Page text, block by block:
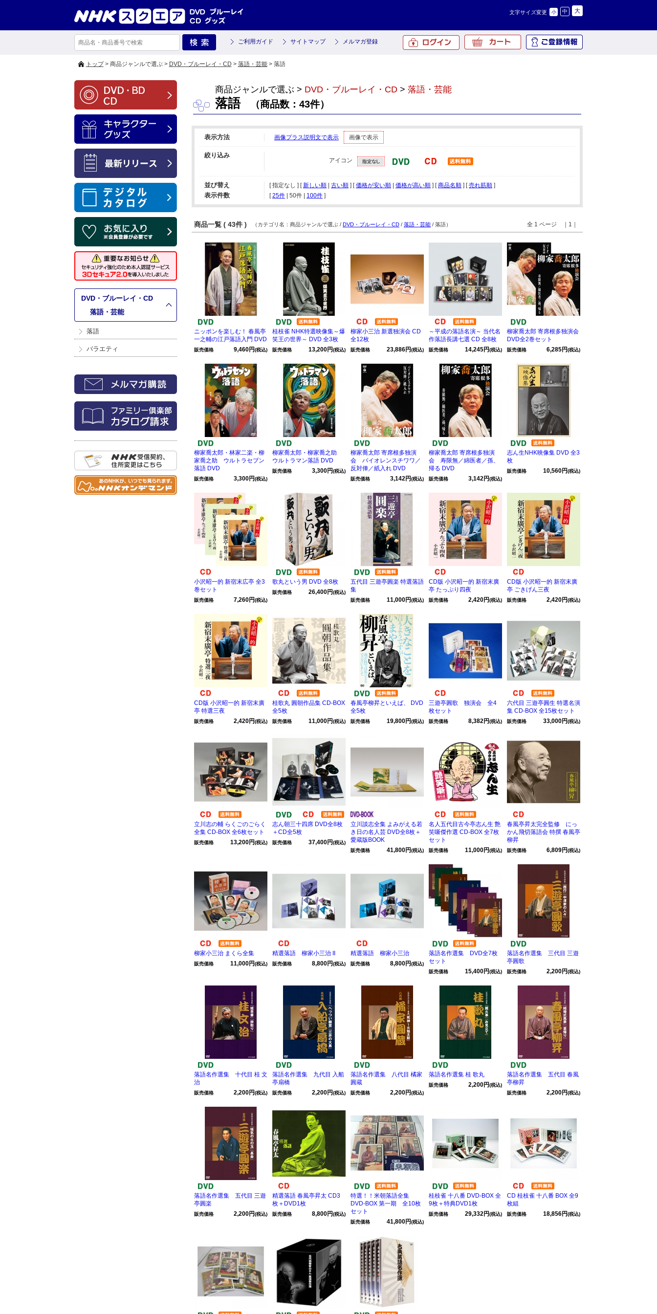
文字サイズ変更 小 中 大
ご利用ガイド サイトマップ メルマガ登録
トップ> 商品ジャンルで選ぶ > DVD・ブルーレイ・CD > 落語・芸能> 落語
DVD・ブルーレイ・CD
落語・芸能
落語
バラエティ
商品ジャンルで選ぶ > DVD・ブルーレイ・CD > 落語・芸能
落語（商品数：43件）
表示方法 画像プラス説明文で表示 画像で表示
絞り込み
アイコン
並び替え [ 指定なし ] [新しい順 古い順 ] [価格が安い順 価格が高い順 ] [商品名順 ] [売れ筋順 ]
表示件数 [ 25件 50件 100件 ]
商品一覧 ( 43件 ) 全 1 ページ ｜1｜
（カテゴリ名：商品ジャンルで選ぶ / DVD・ブルーレイ・CD / 落語・芸能 / 落語）
ニッポンを楽しむ！ 春風亭
一之輔の江戸落語入門 DVD
販売価格 9,460円(税込)
桂枝雀 NHK特選映像集～爆
笑王の世界～ DVD 全3枚
販売価格 13,200円(税込)
柳家小三治 新選独演会 CD
全12枚
販売価格 23,886円(税込)
～平成の落語名演～ 当代名
作落語長講七選 CD 全8枚
販売価格 14,245円(税込)
柳家喬太郎 寄席根多独演会
DVD全2巻セット
販売価格 6,285円(税込)
柳家喬太郎・林家二楽・柳
家喬之助 ウルトラセブン
落語 DVD
販売価格 3,300円(税込)
柳家喬太郎・柳家喬之助
ウルトラマン落語 DVD
販売価格 3,300円(税込)
柳家喬太郎 寄席根多独演
会 バイオレンスチワワ／
反対俥／紙入れ DVD
販売価格 3,142円(税込)
柳家喬太郎 寄席根多独演
会 寿限無／綿医者／孫、
帰る DVD
販売価格 3,142円(税込)
志ん生NHK映像集 DVD 全3
枚
販売価格 10,560円(税込)
小沢昭一的 新宿末広亭 全3
巻セット
販売価格 7,260円(税込)
歌丸という男 DVD 全8枚
販売価格 26,400円(税込)
五代目 三遊亭圓楽 特選落語
集
販売価格 11,000円(税込)
CD版 小沢昭一的 新宿末廣
亭 たっぷり四夜
販売価格 2,420円(税込)
CD版 小沢昭一的 新宿末廣
亭 ごきげん三夜
販売価格 2,420円(税込)
CD版 小沢昭一的 新宿末廣
亭 特選三夜
販売価格 2,420円(税込)
桂歌丸 圓朝作品集 CD-BOX
全5枚
販売価格 11,000円(税込)
春風亭柳昇といえば、 DVD
全5枚
販売価格 19,800円(税込)
三遊亭圓歌 独演会 全4
枚セット
販売価格 8,382円(税込)
六代目 三遊亭圓生 特選名演
集 CD-BOX 全15枚セット
販売価格 33,000円(税込)
立川志の輔 らくごのごらく
全集 CD-BOX 全6枚セット
販売価格 13,200円(税込)
志ん朝三十四席 DVD全8枚
＋CD全5枚
販売価格 37,400円(税込)
立川談志全集 よみがえる若
き日の名人芸 DVD全8枚＋
愛蔵版BOOK
販売価格 41,800円(税込)
名人五代目古今亭志ん生 艶
笑噺傑作選 CD-BOX 全7枚
セット
販売価格 11,000円(税込)
春風亭昇太完全監修 にっ
かん飛切落語会 特撰 春風亭
柳昇
販売価格 6,809円(税込)
柳家小三治 まくら全集
販売価格 11,000円(税込)
精選落語 柳家小三治 II
販売価格 8,800円(税込)
精選落語 柳家小三治
販売価格 8,800円(税込)
落語名作選集 DVD全7枚
セット
販売価格 15,400円(税込)
落語名作選集 三代目 三遊
亭圓歌
販売価格 2,200円(税込)
落語名作選集 十代目 桂 文
治
販売価格 2,200円(税込)
落語名作選集 九代目 入船
亭扇橋
販売価格 2,200円(税込)
落語名作選集 八代目 橘家
圓蔵
販売価格 2,200円(税込)
落語名作選集 桂 歌丸
販売価格 2,200円(税込)
落語名作選集 五代目 春風
亭柳昇
販売価格 2,200円(税込)
落語名作選集 五代目 三遊
亭圓楽
販売価格 2,200円(税込)
精選落語 春風亭昇太 CD3
枚＋DVD1枚
販売価格 8,800円(税込)
特選！！米朝落語全集
DVD-BOX 第一期 全10枚
セット
販売価格 41,800円(税込)
桂枝雀 十八番 DVD-BOX 全
9枚＋特典DVD1枚
販売価格 29,332円(税込)
CD 桂枝雀 十八番 BOX 全9
枚組
販売価格 18,856円(税込)